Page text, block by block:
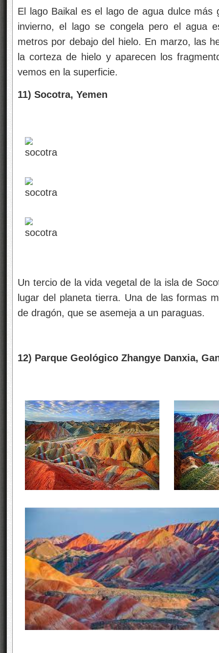
El lago Baikal es el lago de agua dulce
invierno, el lago se congela pero el agua
metros por debajo del hielo. En marzo, las
la corteza de hielo y aparecen los
vemos en la superficie.
11) Socotra, Yemen
Un tercio de la vida vegetal de la isla de
lugar del planeta tierra. Una de las formas
de dragón, que se asemeja a un paraguas.
12) Parque Geológico Zhangye Danxia,